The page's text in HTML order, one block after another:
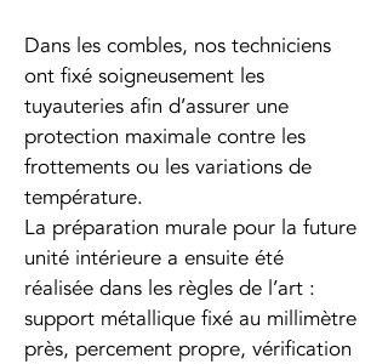
Dans les combles, nos techniciens
ont fixé soigneusement les
tuyauteries afin d’assurer une
protection maximale contre les
frottements ou les variations de
température.
La préparation murale pour la future
unité intérieure a ensuite été
réalisée dans les règles de l’art :
support métallique fixé au millimètre
près, percement propre, vérification